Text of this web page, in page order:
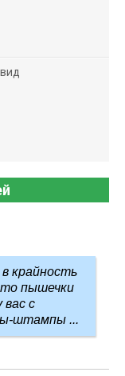
крайность
пышечки
вас с
штампы ...